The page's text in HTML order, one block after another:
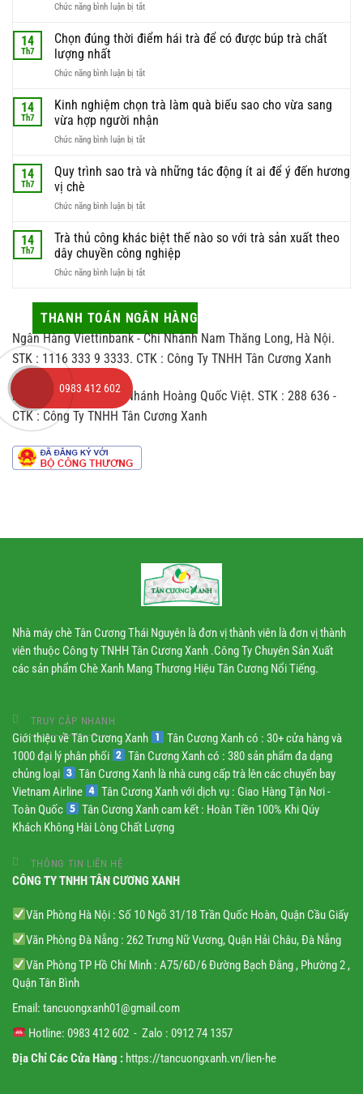
Chức năng bình luận bị tắtở
trà
lý
phần
nguyên
liệu
này
được
đón
14
Th7
Chọn đúng thời điểm hái trà để có được búp trà chất
lượng nhất
Chức năng bình luận bị tắtở
đúng
thời
điểm
hái
để
búp
chất
lượng
14
Th7
Kinh nghiệm chọn trà làm quà biếu sao cho vừa sang
vừa hợp người nhận
Chức năng bình luận bị tắtở
nghiệm
làm
biếu
sao
cho
vừa
vừa
hợp
người
nhận
14
Th7
Quy trình sao trà và những tác động ít ai để ý đến hương
vị chè
Chức năng bình luận bị tắtở
trình
trà
và
tác
động
ai
để
hương
vị
14
Th7
Trà thủ công khác biệt thế nào so với trà sản xuất theo
dây chuyền công nghiệp
Chức năng bình luận bị tắtở
công
biệt
thế
với
trà
sản
THANH TOÁN NGÂN HÀNG
Ngân Hàng Viettinbank - Chi Nhánh Nam Thăng Long, Hà Nội.
STK : 1116 333 9 3333. CTK : Công Ty TNHH Tân Cương Xanh
Ngân Hàng ACB - Chi Nhánh Hoàng Quốc Việt. STK : 288 636 -
CTK : Công Ty TNHH Tân Cương Xanh
Nhà máy chè Tân Cương Thái Nguyên là đơn vị thành viên là đơn vị thành
viên thuộc Công ty TNHH Tân Cương Xanh .Công Ty Chuyên Sản Xuất
các sản phẩm Chè Xanh Mang Thương Hiệu Tân Cương Nổi Tiếng.
TRUY CẬP NHANH
Giới thiệu về Tân Cương Xanh
Tân Cương Xanh có : 30+ cửa hàng và
1000 đại lý phân phối
Tân Cương Xanh có : 380 sản phẩm đa dạng
chủng loại
Tân Cương Xanh là nhà cung cấp trà lên các chuyến bay
Vietnam Airline
Tân Cương Xanh với dịch vụ : Giao Hàng Tận Nơi -
Toàn Quốc
Tân Cương Xanh cam kết : Hoàn Tiền 100% Khi Qúy
Khách Không Hài Lòng Chất Lượng
THÔNG TIN LIÊN HỆ
CÔNG TY TNHH TÂN CƯƠNG XANH
Văn Phòng Hà Nội : Số 10 Ngõ 31/18 Trần Quốc Hoàn, Quận Cầu Giấy
Văn Phòng Đà Nẵng : 262 Trưng Nữ Vương, Quận Hải Châu, Đà Nẵng
Văn Phòng TP Hồ Chí Minh : A75/6D/6 Đường Bạch Đằng , Phường 2 ,
Quận Tân Bình
Email: tancuongxanh01@gmail.com
Hotline: 0983 412 602 - Zalo : 0912 74 1357
Địa Chỉ Các Cửa Hàng : https://tancuongxanh.vn/lien-he
0983 412 602